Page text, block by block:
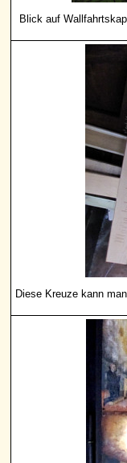
Blick auf
Diese Kreuze kann